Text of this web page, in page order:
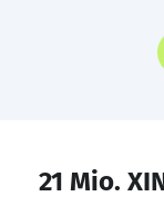
21 Mio.